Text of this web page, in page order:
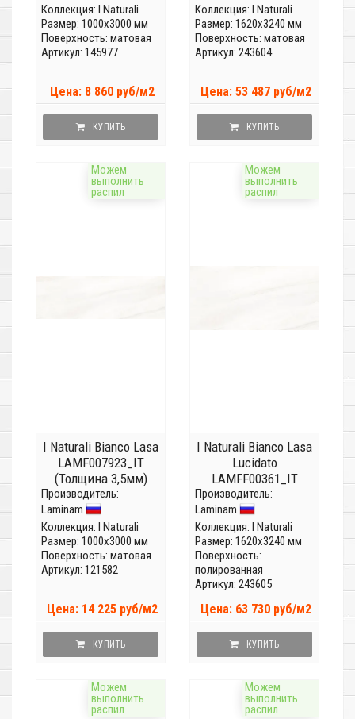
Коллекция: I Naturali
Размер: 1000x3000 мм
Поверхность: матовая
Артикул: 145977
Цена: 8 860 руб/м2
КУПИТЬ
Коллекция: I Naturali
Размер: 1620x3240 мм
Поверхность: матовая
Артикул: 243604
Цена: 53 487 руб/м2
КУПИТЬ
Можем
выполнить
распил
I Naturali Bianco Lasa
LAMF007923_IT
(Толщина 3,5мм)
Производитель:
Laminam
Коллекция: I Naturali
Размер: 1000x3000 мм
Поверхность: матовая
Артикул: 121582
Цена: 14 225 руб/м2
КУПИТЬ
Можем
выполнить
распил
I Naturali Bianco Lasa
Lucidato
LAMFF00361_IT
(Толщина 12 мм)
Производитель:
Laminam
Коллекция: I Naturali
Размер: 1620x3240 мм
Поверхность:
полированная
Артикул: 243605
Цена: 63 730 руб/м2
КУПИТЬ
Можем
выполнить
распил
Можем
выполнить
распил